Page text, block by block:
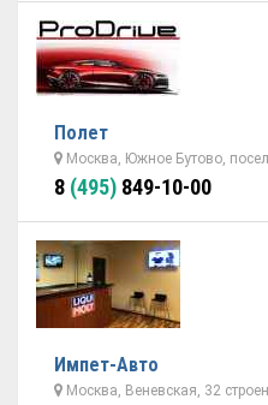
Полет
Москва, Южное Бутово,
8 (495) 849-10-00
Импет-Авто
Москва, Веневская, 32